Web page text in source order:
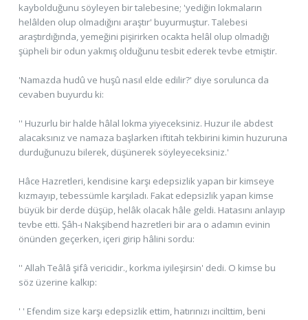
kaybolduğunu söyleyen bir talebesine; 'yediğin lokmaların
helâlden olup olmadığını araştır' buyurmuştur. Talebesi
araştırdığında, yemeğini pişirirken ocakta helâl olup olmadığı
şüpheli bir odun yakmış olduğunu tesbit ederek tevbe etmiştir.
'Namazda hudû ve huşû nasıl elde edilir?' diye sorulunca da
cevaben buyurdu ki:
'' Huzurlu bir halde hâlal lokma yiyeceksiniz. Huzur ile abdest
alacaksınız ve namaza başlarken iftitah tekbirini kimin huzuruna
durduğunuzu bilerek, düşünerek söyleyeceksiniz.'
Hâce Hazretleri, kendisine karşı edepsizlik yapan bir kimseye
kızmayıp, tebessümle karşıladı. Fakat edepsizlik yapan kimse
büyük bir derde düşüp, helâk olacak hâle geldi. Hatasını anlayıp
tevbe etti. Şâh-ı Nakşibend hazretleri bir ara o adamın evinin
önünden geçerken, içeri girip hâlini sordu:
'' Allah Teâlâ şifâ vericidir., korkma iyileşirsin' dedi. O kimse bu
söz üzerine kalkıp:
' ' Efendim size karşı edepsizlik ettim, hatırınızı incilttim, beni